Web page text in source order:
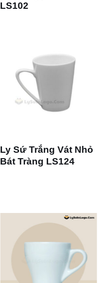
LS102
Ly Sứ Trắng Vát Nhỏ
Bát Tràng LS124